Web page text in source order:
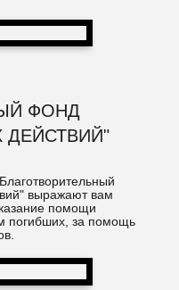
ФОНД
ДЕЙСТВИЙ"
выражают вам
помощи
погибших, за помощь